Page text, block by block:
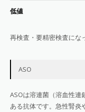
低値
再検査・要精密検査にな
ASO
ASOは溶連菌（溶血性
ある抗体です。急性腎炎